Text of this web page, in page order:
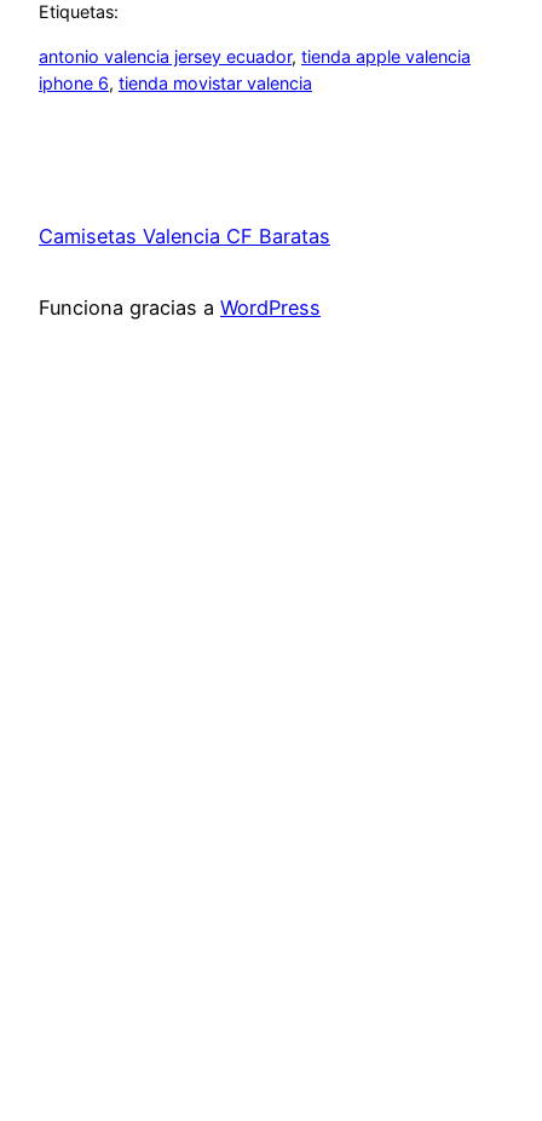
Etiquetas:
antonio valencia jersey ecuador, tienda apple valencia
iphone 6, tienda movistar valencia
Camisetas Valencia CF Baratas
Funciona gracias a WordPress